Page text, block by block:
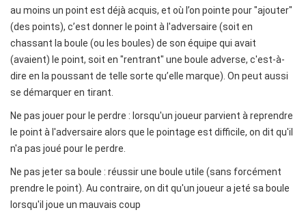
au moins un point est déjà acquis, et où l’on pointe pour "ajouter"
(des points), c’est donner le point à l'adversaire (soit en
chassant la boule (ou les boules) de son équipe qui avait
(avaient) le point, soit en "rentrant" une boule adverse, c'est-à-
dire en la poussant de telle sorte qu’elle marque). On peut aussi
se démarquer en tirant.
Ne pas jouer pour le perdre : lorsqu'un joueur parvient à reprendre
le point à l'adversaire alors que le pointage est difficile, on dit qu'il
n'a pas joué pour le perdre.
Ne pas jeter sa boule : réussir une boule utile (sans forcément
prendre le point). Au contraire, on dit qu'un joueur a jeté sa boule
lorsqu'il joue un mauvais coup